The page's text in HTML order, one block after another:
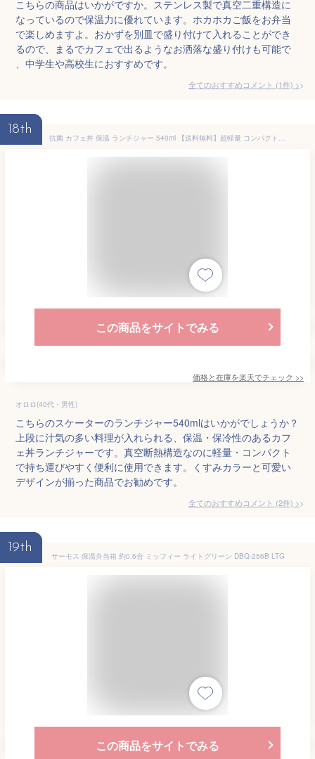
こちらの商品はいかがですか。ステンレス製で真空二重構造に
なっているので保温力に優れています。ホカホカご飯をお弁当
で楽しめますよ。おかずを別皿で盛り付けて入れることができ
るので、まるでカフェで出るようなお洒落な盛り付けも可能で
、中学生や高校生におすすめです。
全てのおすすめコメント (1件) >
18th
抗菌 カフェ丼 保温 ランチジャー 540ml 【送料無料】超軽量 コンパクト 丼 ランチ ジャー 保温弁当箱 保温 保冷 弁当箱 真空断熱 おしゃれ かわいい くすみカラー ステンレス カレー パスタ 大人 女子 スケーター
この商品をサイトでみる
価格と在庫を楽天でチェック >>
オロロ(40代・男性)
こちらのスケーターのランチジャー540mlはいかがでしょうか？
上段に汁気の多い料理が入れられる、保温・保冷性のあるカフ
ェ丼ランチジャーです。真空断熱構造なのに軽量・コンパクト
で持ち運びやすく便利に使用できます。くすみカラーと可愛い
デザインが揃った商品でお勧めです。
全てのおすすめコメント (2件) >
19th
サーモス 保温弁当箱 約0.6合 ミッフィー ライトグリーン DBQ-256B LTG
この商品をサイトでみる